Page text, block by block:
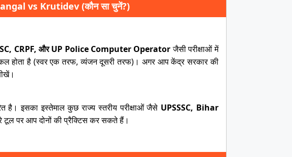
vs Krutidev (कौन सा चुनें?)
CRPF, और UP Police Computer Operatorजैसी परीक्षाओं में
होता है (स्वर एक तरफ, व्यंजन दूसरी तरफ)। अगर आप केंद्र सरकार की
है। इसका इस्तेमाल कुछ राज्य स्तरीय परीक्षाओं जैसे UPSSSC, Bihar
टूल पर आप दोनों की प्रैक्टिस कर सकते हैं।